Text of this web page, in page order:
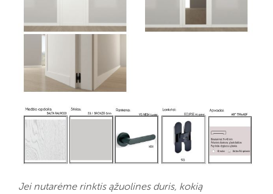
Jei nutarėme rinktis ąžuolines duris, kokią